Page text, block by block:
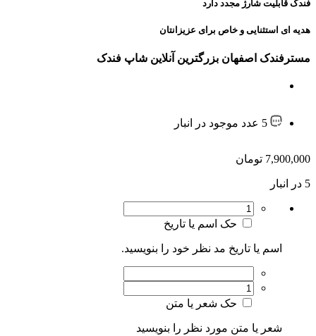
فندک قابلیت شارژ مجدد دارد
هدیه ای استثنایی و خاص برای عزیزانتان
مسترفندک اصفهان بزرگترین آنلاین شاپ فندک
5 عدد موجود در انبار
7,900,000 تومان
5 در انبار
حک اسم یا تاریخ
اسم یا تاریخ مد نظر خود را بنویسید.
حک شعر یا متن
شعر یا متن مورد نظر را بنویسید